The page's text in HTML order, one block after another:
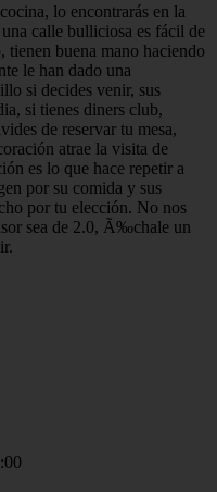
lo encontrarás en la
calle bulliciosa es fácil de
tienen buena mano haciendo
le han dado una
si decides venir, sus
si tienes diners club,
de reservar tu mesa,
atrae la visita de
es lo que hace repetir a
por su comida y sus
por tu elección. No nos
sea de 2.0, Ã‰chale un